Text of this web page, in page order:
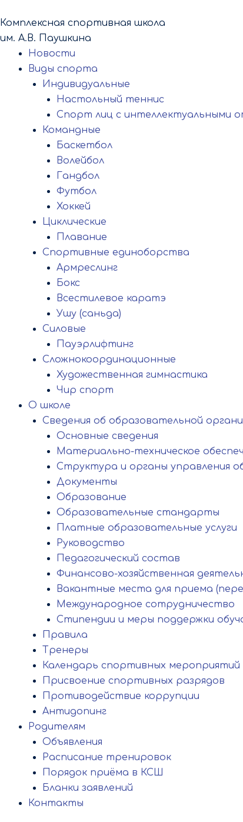
к
содержимому
Комплексная спортивная школа
им. А.В. Паушкина
Новости
Виды спорта
Индивидуальные
Настольный теннис
Спорт лиц с интеллектуальными
Командные
Баскетбол
Волейбол
Гандбол
Футбол
Хоккей
Циклические
Плавание
Спортивные единоборства
Армреслинг
Бокс
Всестилевое каратэ
Ушу (саньда)
Силовые
Пауэрлифтинг
Сложнокоординационные
Художественная гимнастика
Чир спорт
О школе
Сведения об образовательной
Основные сведения
Материально-техническое
Структура и органы управления
Документы
Образование
Образовательные стандарты
Платные образовательные услуги
Руководство
Педагогический состав
Финансово-хозяйственная
Вакантные места для приема
Международное сотрудничество
Стипендии и меры поддержки
Правила
Тренеры
Календарь спортивных мероприятий
Присвоение спортивных разрядов
Противодействие коррупции
Антидопинг
Родителям
Объявления
Расписание тренировок
Порядок приёма в КСШ
Бланки заявлений
Контакты